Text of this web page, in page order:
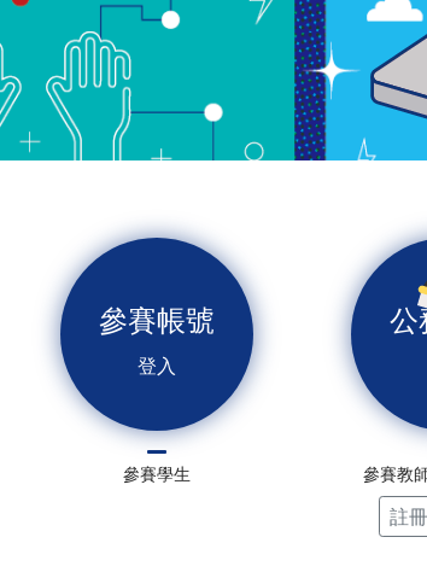
參賽帳號
登入
參賽學生
公
參賽教
註